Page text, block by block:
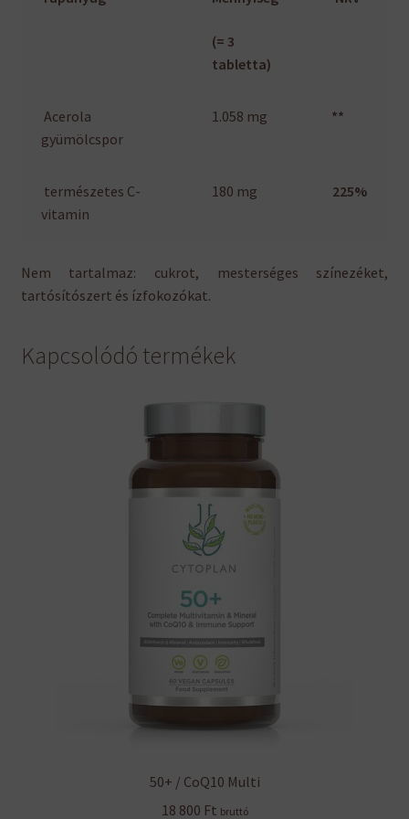
(= 3
tabletta)
Acerola
gyümölcspor
1.058 mg **
természetes C-
vitamin
180 mg 225%
Nem tartalmaz: cukrot, mesterséges színezéket,
tartósítószert és ízfokozókat.
Kapcsolódó termékek
50+ / CoQ10 Multi
18 800 Ft bruttó